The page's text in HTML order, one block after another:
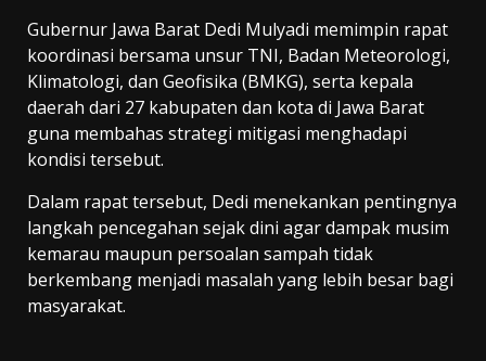
Gubernur Jawa Barat Dedi Mulyadi memimpin rapat
koordinasi bersama unsur TNI, Badan Meteorologi,
Klimatologi, dan Geofisika (BMKG), serta kepala
daerah dari 27 kabupaten dan kota di Jawa Barat
guna membahas strategi mitigasi menghadapi
kondisi tersebut.
Dalam rapat tersebut, Dedi menekankan pentingnya
langkah pencegahan sejak dini agar dampak musim
kemarau maupun persoalan sampah tidak
berkembang menjadi masalah yang lebih besar bagi
masyarakat.